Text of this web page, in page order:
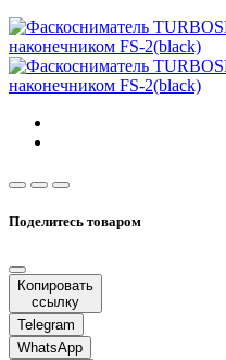
Поделитесь товаром
Копировать
ссылку
Telegram
WhatsApp